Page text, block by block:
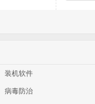
装机软件
病毒防治